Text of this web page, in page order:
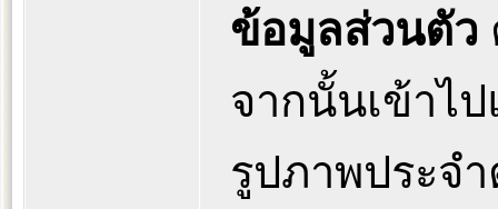
ข้อมูลส่วนตัว
จากนั้นเข้าไ
รูปภาพประจ